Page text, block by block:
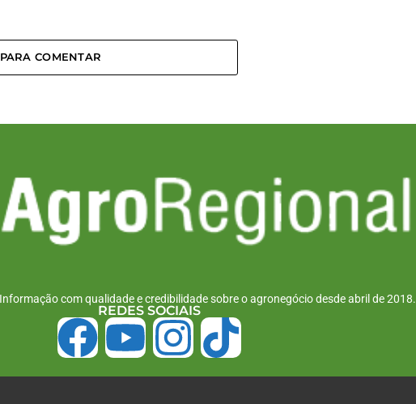
COMENTAR
com qualidade e credibilidade sobre o agronegócio desde abril de 2018.
REDES SOCIAIS